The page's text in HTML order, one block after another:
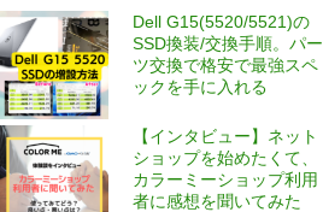
Dell G15(5520/5521)の
SSD換装/交換手順。パー
ツ交換で格安で最強スペ
ックを手に入れる
【インタビュー】ネット
ショップを始めたくて、
カラーミーショップ利用
者に感想を聞いてみた